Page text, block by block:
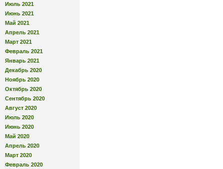
Июль 2021
Июнь 2021
Май 2021
Апрель 2021
Март 2021
Февраль 2021
Январь 2021
Декабрь 2020
Ноябрь 2020
Октябрь 2020
Сентябрь 2020
Август 2020
Июль 2020
Июнь 2020
Май 2020
Апрель 2020
Март 2020
Февраль 2020